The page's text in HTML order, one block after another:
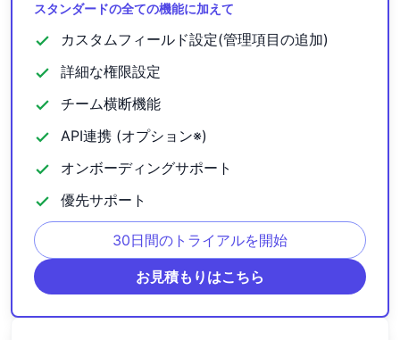
スタンダードの全ての機能に加えて
check カスタムフィールド設定(管理項目の追加)
check 詳細な権限設定
check チーム横断機能
check API連携 (オプション※)
check オンボーディングサポート
check 優先サポート
30日間のトライアルを開始
お見積もりはこちら